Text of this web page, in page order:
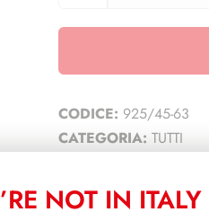
CODICE: 925/45-63
CATEGORIA: TUTTI
NOT IN ITALY